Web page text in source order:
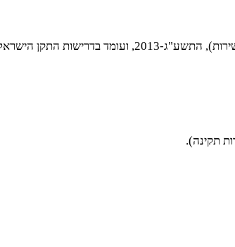
התקן הישראלי